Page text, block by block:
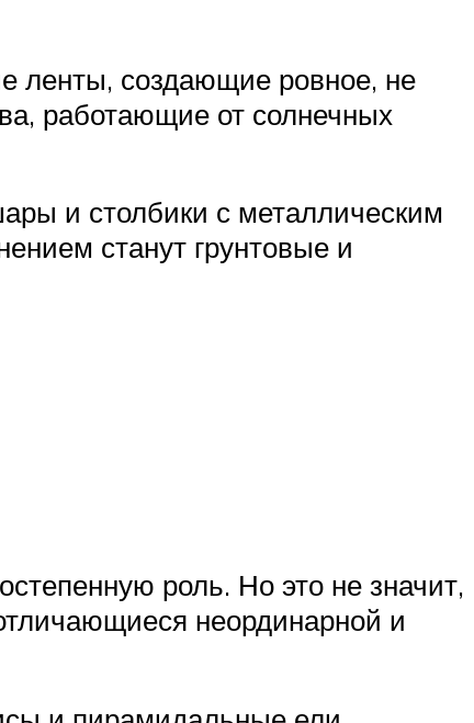
ленты, создающие ровное, не
работающие от солнечных
и столбики с металлическим
станут грунтовые и
роль. Но это не значит,
неординарной и